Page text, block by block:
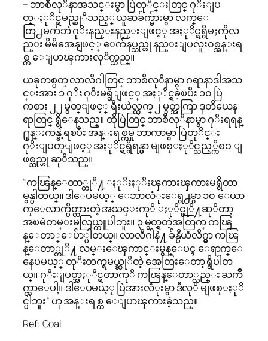
– ဘာစီလုိနာအသင္းမွာ ပြဲတုိင္းတြင္ ဂုိးျပ
တ္ႏုိင္ရမည္ဆုိသည့္ ယူဆခ်က္မ်ားမွာ လက္ေ
တြ႕မက်ဘဲ ဂုိးနည္းနည္းျဖင့္ အႏုိင္ရရွိမႈကိုလ
ည္း မိမိအေနျဖင့္ ေက်နပ္သည္ဟု နည္းျပလူး၀စ္အန္းရ
စ္က ေျပာၾကားလုိက္သည္။
ယခုတစ္ပတ္ လာလီဂါတြင္ ဘာစီလုိနာမွာ ဂရာနာဒါအသ
င္းအား ၁ ဂုိး ဂုိးမရွိျဖင့္ အႏုိင္ရခဲ့ၿပီး ၁၀ ပြဲ
ကစား ၂၂ မွတ္ျဖင့္ ရီးယဲလ္ထက္ ၂ မွတ္အကြာ ဒုတိယေန
ရာတြင္ ရွိေနသည္။ ထိုပြဲတြင္ ဘာစီလုိနာမွာ ဂုိးရရန္
႐ုန္းကန္ခဲ့ရၿပီး အန္းရစ္ကမူ ဘာကာမွာ ပြဲတုိင္း
ဂုိးျပတ္ျဖင့္ အႏုိင္ရရွိရန္မွာ မျဖစ္ႏုိင္သည့္ကိစၥ ျ
ဖစ္သည္ဟု ဆုိသည္။
“ကၽြန္ေတာ္တုိ႔ ႏုိးႏုိးၾကားၾကားမရွိတာ
မွန္ပါတယ္။ ဒါေပမယ့္ ေဘာလံုးေရွ႕မွာ ၁၀ ေယာ
က္ေလာက္ပိတ္ထားတဲ့ အသင္းကုိ ႏုိင္ဖုိ႔ဆုိတာ့
အၿမဲတမ္းမလြယ္ကူပါဘူး။ ၃ မွတ္ရတဲ့အတြက္ ကၽြ
န္ေတာ္ေပ်ာ္ပါတယ္။ လာလီဂါနဲ႔ ခ်န္ပီယံလိဂ္မွာ ကၽြ
န္ေတာ္တုိ႔ လမ္းေၾကာင္းမွန္ေပၚ ေရာက္ေ
နေပမယ့္ တုိးတက္ရမယ္ဆုိတဲ့ အေတြးေတာ့ ရွိပါတ
ယ္။ ဂုိးျပတ္အႏုိင္ရတာကုိ ကၽြန္ေတာ္လည္း ႀကိဳ
က္တာေပါ့။ ဒါေပမယ့္ ပြဲအားလံုးမွာ ဒီလုိ မျဖစ္ႏုိ
င္ပါဘူး” ဟု အန္းရစ္က ေျပာၾကားခဲ့သည္။
Ref: Goal